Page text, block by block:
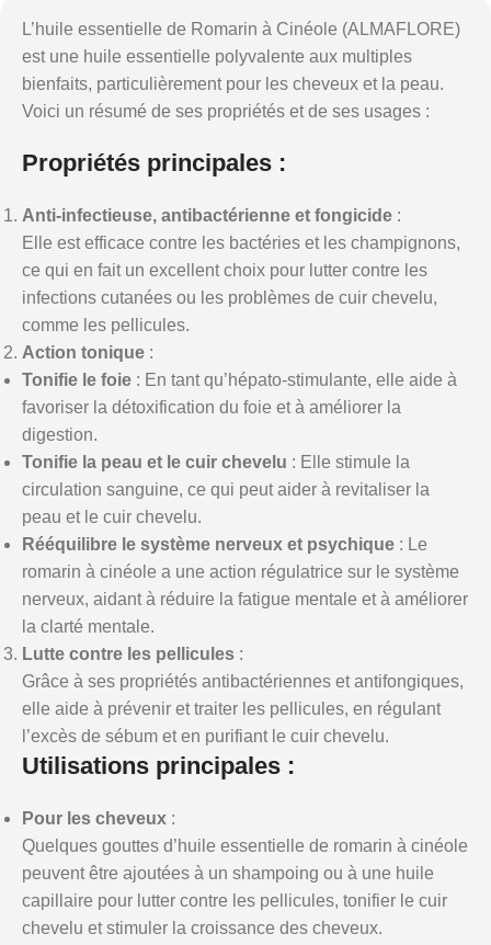
L’huile essentielle de Romarin à Cinéole (ALMAFLORE)
est une huile essentielle polyvalente aux multiples
bienfaits, particulièrement pour les cheveux et la peau.
Voici un résumé de ses propriétés et de ses usages :
Propriétés principales :
Anti-infectieuse, antibactérienne et fongicide :
Elle est efficace contre les bactéries et les champignons,
ce qui en fait un excellent choix pour lutter contre les
infections cutanées ou les problèmes de cuir chevelu,
comme les pellicules.
Action tonique :
Tonifie le foie : En tant qu’hépato-stimulante, elle aide à
favoriser la détoxification du foie et à améliorer la
digestion.
Tonifie la peau et le cuir chevelu : Elle stimule la
circulation sanguine, ce qui peut aider à revitaliser la
peau et le cuir chevelu.
Rééquilibre le système nerveux et psychique : Le
romarin à cinéole a une action régulatrice sur le système
nerveux, aidant à réduire la fatigue mentale et à améliorer
la clarté mentale.
Lutte contre les pellicules :
Grâce à ses propriétés antibactériennes et antifongiques,
elle aide à prévenir et traiter les pellicules, en régulant
l’excès de sébum et en purifiant le cuir chevelu.
Utilisations principales :
Pour les cheveux :
Quelques gouttes d’huile essentielle de romarin à cinéole
peuvent être ajoutées à un shampoing ou à une huile
capillaire pour lutter contre les pellicules, tonifier le cuir
chevelu et stimuler la croissance des cheveux.